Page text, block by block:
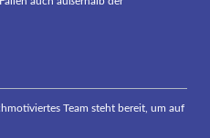
Team steht bereit, um auf